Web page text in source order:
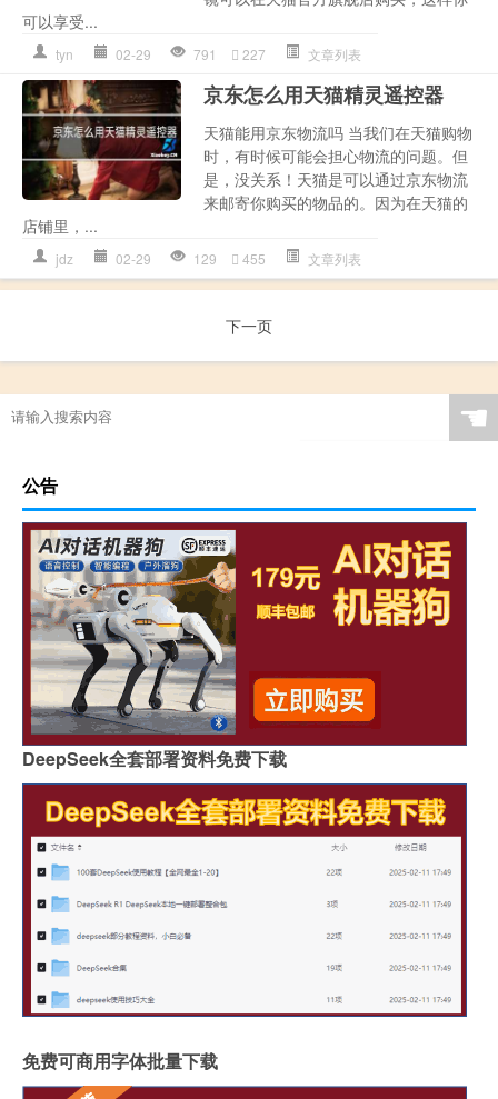
可以享受...
tyn 02-29 791 227 文章列表
京东怎么用天猫精灵遥控器
天猫能用京东物流吗 当我们在天猫购物
时，有时候可能会担心物流的问题。但
是，没关系！天猫是可以通过京东物流
来邮寄你购买的物品的。因为在天猫的
店铺里，...
jdz 02-29 129 455 文章列表
下一页
☚
公告
DeepSeek全套部署资料免费下载
免费可商用字体批量下载